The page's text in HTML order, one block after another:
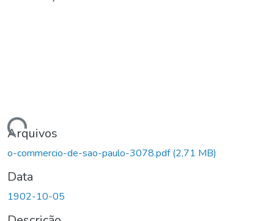
Arquivos
o-commercio-de-sao-paulo-3078.pdf(2,71 MB)
Data
1902-10-05